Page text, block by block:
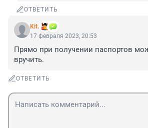
ОТВЕТИТЬ
Kit.
17 февраля 2023, 20:53
Прямо при получении паспортов
вручить.
ОТВЕТИТЬ